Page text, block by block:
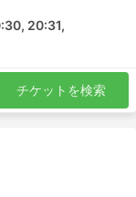
バスの座席を
できるので、
。
リット
行くには、バス
20:31,
チケットを検索